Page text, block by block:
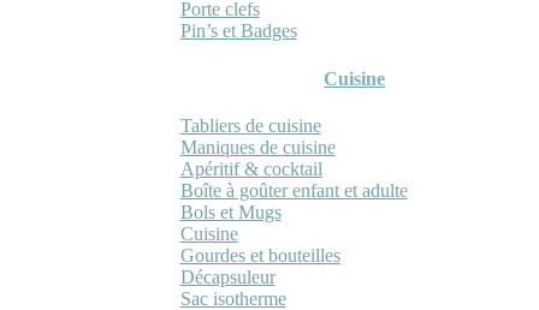
Porte clefs
Pin’s et Badges
Cuisine
Tabliers de cuisine
Maniques de cuisine
Apéritif & cocktail
Boîte à goûter enfant et adulte
Bols et Mugs
Cuisine
Gourdes et bouteilles
Décapsuleur
Sac isotherme